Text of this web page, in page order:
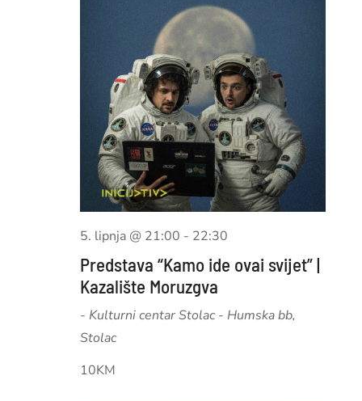
5. lipnja @ 21:00 - 22:30
Predstava “Kamo ide ovai svijet” |
Kazalište Moruzgva
- Kulturni centar Stolac- Humska bb,
Stolac
10KM